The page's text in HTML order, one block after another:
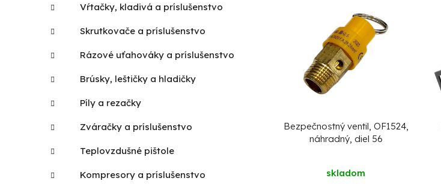
e
Vŕtačky, kladivá a príslušenstvo
Skrutkovače a príslušenstvo
Rázové uťahováky a príslušenstvo
Brúsky, leštičky a hladičky
Píly a rezačky
Zváračky a príslušenstvo
Teplovzdušné pištole
Kompresory a príslušenstvo
Bezpečnostný ventil, OF1524,
náhradný, diel 56
skladom